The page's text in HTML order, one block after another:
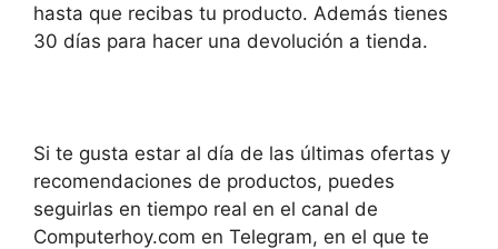
hasta que recibas tu producto. Además tienes
30 días para hacer una devolución a tienda.
Si te gusta estar al día de las últimas ofertas y
recomendaciones de productos, puedes
seguirlas en tiempo real en el canal de
Computerhoy.com en Telegram, en el que te